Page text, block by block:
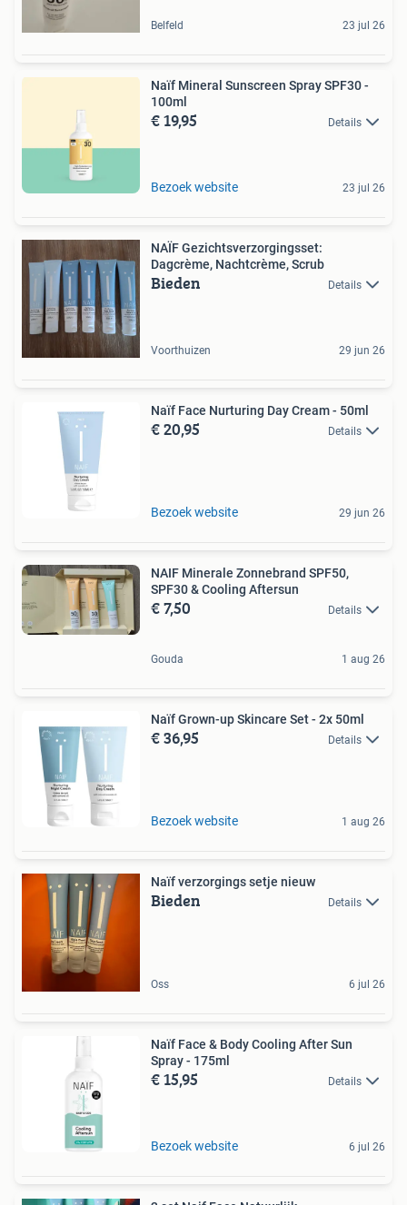
Belfeld 23 jul 26
Naïf Mineral Sunscreen Spray SPF30 -
100ml
€ 19,95 Details
Bezoek website 23 jul 26
NAÏF Gezichtsverzorgingsset:
Dagcrème, Nachtcrème, Scrub
Bieden Details
Voorthuizen 29 jun 26
Naïf Face Nurturing Day Cream - 50ml
€ 20,95 Details
Bezoek website 29 jun 26
NAIF Minerale Zonnebrand SPF50,
SPF30 & Cooling Aftersun
€ 7,50 Details
Gouda 1 aug 26
Naïf Grown-up Skincare Set - 2x 50ml
€ 36,95 Details
Bezoek website 1 aug 26
Naïf verzorgings setje nieuw
Bieden Details
Oss 6 jul 26
Naïf Face & Body Cooling After Sun
Spray - 175ml
€ 15,95 Details
Bezoek website 6 jul 26